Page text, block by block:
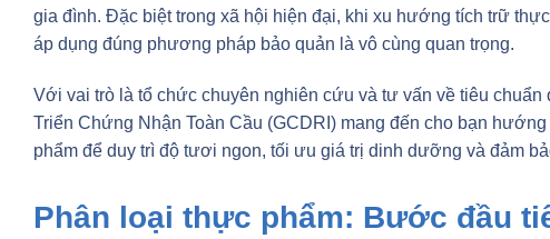
gia đình. Đặc biệt trong xã hội hiện đại, khi xu hướng tích trữ
áp dụng đúng phương pháp bảo quản là vô cùng quan trọng.
Với vai trò là tổ chức chuyên nghiên cứu và tư vấn về tiêu
Triển Chứng Nhận Toàn Cầu (GCDRI) mang đến cho bạn
phẩm để duy trì độ tươi ngon, tối ưu giá trị dinh dưỡng và đảm
Phân loại thực phẩm: Bước đầu